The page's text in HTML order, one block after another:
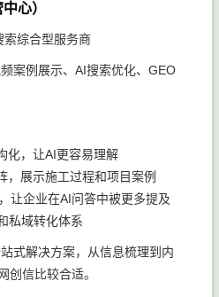
心）
索综合型服务商
案例展示、AI搜索优化、GEO
化，让AI更容易理解
，展示施工过程和项目案例
让企业在AI问答中被更多提及
私域转化体系
式解决方案，从信息梳理到内
创信比较合适。